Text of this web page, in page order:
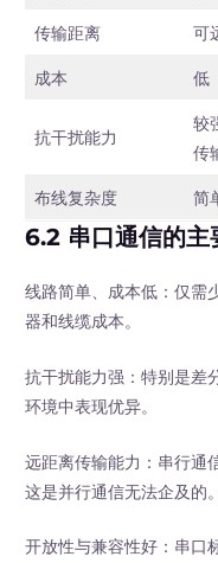
传输距离
可
成本
低
抗干扰能力
较
传
布线复杂度
简
6.2 串口通信的主
线路简单、成本低：仅需
器和线缆成本。
抗干扰能力强：特别是差
环境中表现优异。
远距离传输能力：串行通
这是并行通信无法企及的。
开放性与兼容性好：串口